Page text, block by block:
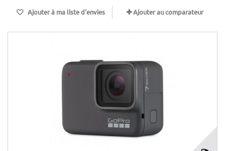
Ajouter à ma liste d'envies Ajouter au comparateur